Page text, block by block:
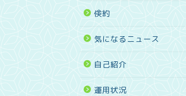
倹約
気になるニュース
自己紹介
運用状況